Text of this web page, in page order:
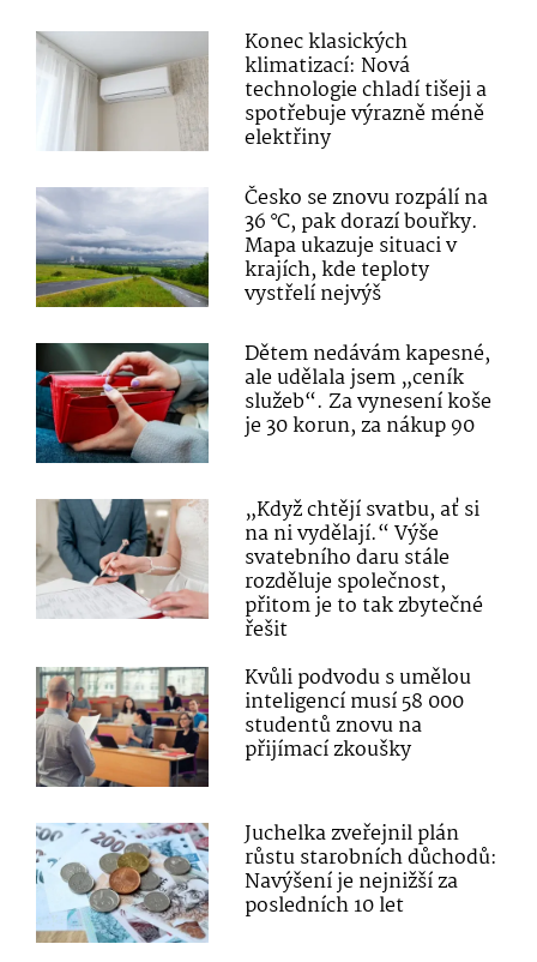
Konec klasických
klimatizací: Nová
technologie chladí tišeji a
spotřebuje výrazně méně
elektřiny
Česko se znovu rozpálí na
36 °C, pak dorazí bouřky.
Mapa ukazuje situaci v
krajích, kde teploty
vystřelí nejvýš
Dětem nedávám kapesné,
ale udělala jsem „ceník
služeb“. Za vynesení koše
je 30 korun, za nákup 90
„Když chtějí svatbu, ať si
na ni vydělají.“ Výše
svatebního daru stále
rozděluje společnost,
přitom je to tak zbytečné
řešit
Kvůli podvodu s umělou
inteligencí musí 58 000
studentů znovu na
přijímací zkoušky
Juchelka zveřejnil plán
růstu starobních důchodů:
Navýšení je nejnižší za
posledních 10 let